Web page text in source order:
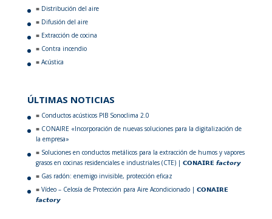
Distribución del aire
Difusión del aire
Extracción de cocina
Contra incendio
Acústica
ÚLTIMAS NOTICIAS
Conductos acústicos PIB Sonoclima 2.0
CONAIRE «Incorporación de nuevas soluciones para la digitalización de
la empresa»
Soluciones en conductos metálicos para la extracción de humos y vapores
grasos en cocinas residenciales e industriales (CTE) | 𝗖𝗢𝗡𝗔𝗜𝗥𝗘 𝙛𝙖𝙘𝙩𝙤𝙧𝙮
Gas radón: enemigo invisible, protección eficaz
Vídeo – Celosía de Protección para Aire Acondicionado | 𝗖𝗢𝗡𝗔𝗜𝗥𝗘
𝙛𝙖𝙘𝙩𝙤𝙧𝙮